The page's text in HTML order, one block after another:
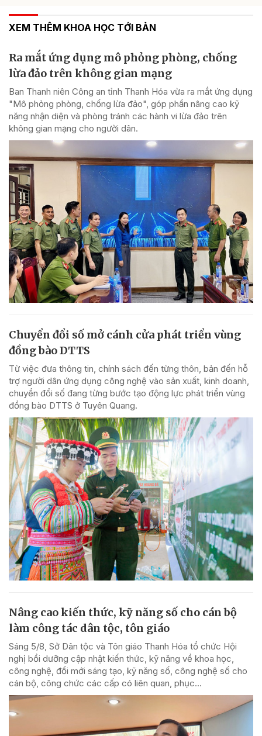
XEM THÊM KHOA HỌC TỚI BẢN
Ra mắt ứng dụng mô phỏng phòng, chống
lừa đảo trên không gian mạng
Ban Thanh niên Công an tỉnh Thanh Hóa vừa ra mắt ứng dụng
"Mô phỏng phòng, chống lừa đảo", góp phần nâng cao kỹ
năng nhận diện và phòng tránh các hành vi lừa đảo trên
không gian mạng cho người dân.
Chuyển đổi số mở cánh cửa phát triển vùng
đồng bào DTTS
Từ việc đưa thông tin, chính sách đến từng thôn, bản đến hỗ
trợ người dân ứng dụng công nghệ vào sản xuất, kinh doanh,
chuyển đổi số đang từng bước tạo động lực phát triển vùng
đồng bào DTTS ở Tuyên Quang.
Nâng cao kiến thức, kỹ năng số cho cán bộ
làm công tác dân tộc, tôn giáo
Sáng 5/8, Sở Dân tộc và Tôn giáo Thanh Hóa tổ chức Hội
nghị bồi dưỡng cập nhật kiến thức, kỹ năng về khoa học,
công nghệ, đổi mới sáng tạo, kỹ năng số, công nghệ số cho
cán bộ, công chức các cấp có liên quan, phục...